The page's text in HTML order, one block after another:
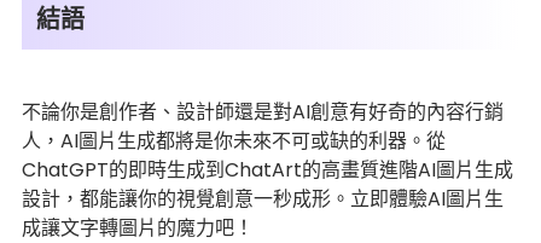
結語
不論你是創作者、設計師還是對AI創意有好奇的內容行銷
人，AI圖片生成都將是你未來不可或缺的利器。從
ChatGPT的即時生成到ChatArt的高畫質進階AI圖片生成
設計，都能讓你的視覺創意一秒成形。立即體驗AI圖片生
成讓文字轉圖片的魔力吧！